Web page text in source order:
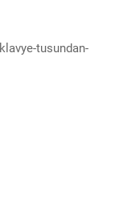
tusundan-